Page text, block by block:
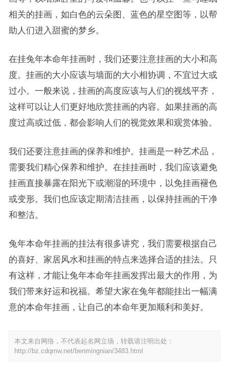
相关的挂画，如白色的云朵图、蓝色的星空图等，以帮
助人们进入甜蜜的梦乡。
在挂兔年本命年挂画时，我们还要注意挂画的大小和高
度。挂画的大小应该与墙面的大小相协调，不宜过大或
过小。一般来说，挂画的高度应该与人们的视线平齐，
这样可以让人们更好地欣赏挂画的内容。如果挂画的高
度过高或过低，都会影响人们的视觉效果和观赏体验。
我们还要注意挂画的保养和维护。挂画是一种艺术品，
需要我们精心保养和维护。在挂挂画时，我们应该避免
挂画直接暴露在阳光下或潮湿的环境中，以免挂画褪色
或变形。我们也应该定期清洁挂画，以保持挂画的干净
和整洁。
兔年本命年挂画的挂法有很多讲究，我们需要根据自己
的喜好、家居风水和挂画的特点来选择合适的挂法。只
有这样，才能让兔年本命年挂画发挥出最大的作用，为
我们带来好运和祝福。希望大家在兔年都能挂出一幅满
意的本命年挂画，让自己的本命年更加顺利和美好。
本文来自网络，不代表起名网立场，转载请注明出处：
http://bz.cdqmw.net/benmingnian/3483.html